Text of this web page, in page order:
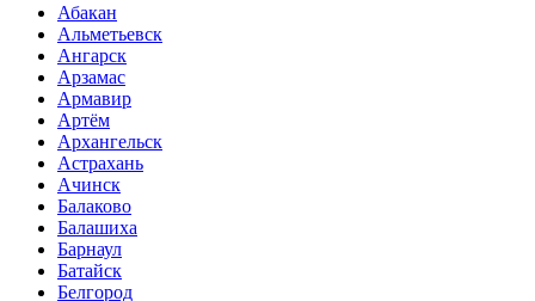
Абакан
Альметьевск
Ангарск
Арзамас
Армавир
Артём
Архангельск
Астрахань
Ачинск
Балаково
Балашиха
Барнаул
Батайск
Белгород